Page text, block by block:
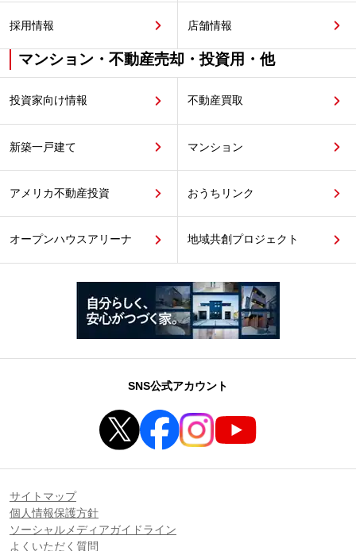
採用情報 店舗情報
マンション・不動産売却・投資用・他
投資家向け情報 不動産買取
新築一戸建て マンション
アメリカ不動産投資 おうちリンク
オープンハウスアリーナ 地域共創プロジェクト
SNS公式アカウント
サイトマップ
個人情報保護方針
ソーシャルメディアガイドライン
よくいただく質問